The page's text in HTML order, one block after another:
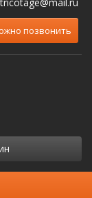
позвонить